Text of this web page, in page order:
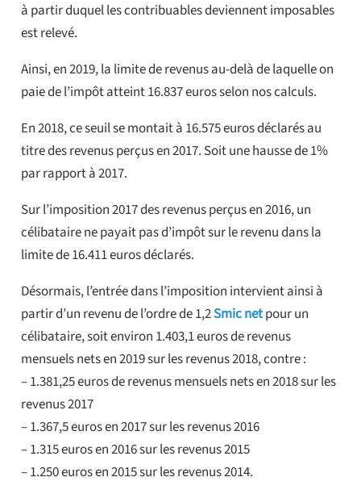
à partir duquel les contribuables deviennent imposables
est relevé.
Ainsi, en 2019, la limite de revenus au-delà de laquelle on
paie de l’impôt atteint 16.837 euros selon nos calculs.
En 2018, ce seuil se montait à 16.575 euros déclarés au
titre des revenus perçus en 2017. Soit une hausse de 1%
par rapport à 2017.
Sur l’imposition 2017 des revenus perçus en 2016, un
célibataire ne payait pas d’impôt sur le revenu dans la
limite de 16.411 euros déclarés.
Désormais, l’entrée dans l’imposition intervient ainsi à
partir d’un revenu de l’ordre de 1,2Smic netpour un
célibataire, soit environ 1.403,1 euros de revenus
mensuels nets en 2019 sur les revenus 2018, contre :
– 1.381,25 euros de revenus mensuels nets en 2018 sur les
revenus 2017
– 1.367,5 euros en 2017 sur les revenus 2016
– 1.315 euros en 2016 sur les revenus 2015
– 1.250 euros en 2015 sur les revenus 2014.